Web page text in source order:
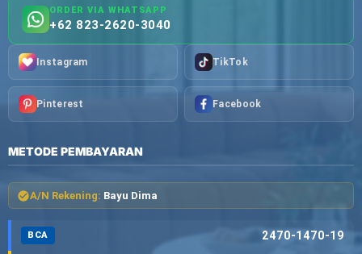
ORDER VIA WHATSAPP
+62 823-2620-3040
Instagram TikTok
Pinterest Facebook
METODE PEMBAYARAN
A/N Rekening: Bayu Dima
BCA 2470-1470-19